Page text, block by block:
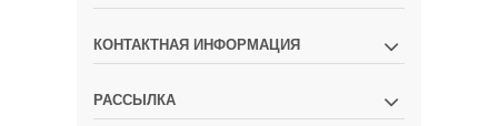
КОНТАКТНАЯ ИНФОРМАЦИЯ
РАССЫЛКА